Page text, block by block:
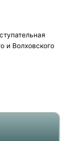
и Волховского